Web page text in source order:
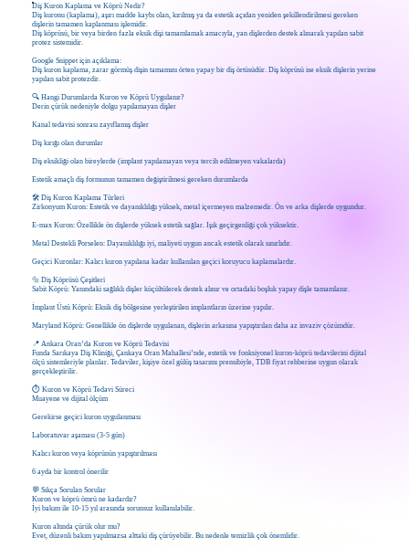
Diş Kuron Kaplama ve Köprü Nedir?
Diş kuronu (kaplama), aşırı madde kaybı olan, kırılmış ya da estetik açıdan yeniden şekillendirilmesi gereken
dişlerin tamamen kaplanması işlemidir.
Diş köprüsü, bir veya birden fazla eksik dişi tamamlamak amacıyla, yan dişlerden destek alınarak yapılan sabit
protez sistemidir.
Google Snippet için açıklama:
Diş kuron kaplama, zarar görmüş dişin tamamını örten yapay bir diş örtüsüdür. Diş köprüsü ise eksik dişlerin yerine
yapılan sabit protezdir.
🔍 Hangi Durumlarda Kuron ve Köprü Uygulanır?
Derin çürük nedeniyle dolgu yapılamayan dişler
Kanal tedavisi sonrası zayıflamış dişler
Diş kırığı olan durumlar
Diş eksikliği olan bireylerde (implant yapılamayan veya tercih edilmeyen vakalarda)
Estetik amaçlı diş formunun tamamen değiştirilmesi gereken durumlarda
🛠️ Diş Kuron Kaplama Türleri
Zirkonyum Kuron: Estetik ve dayanıklılığı yüksek, metal içermeyen malzemedir. Ön ve arka dişlerde uygundur.
E-max Kuron: Özellikle ön dişlerde yüksek estetik sağlar. Işık geçirgenliği çok yüksektir.
Metal Destekli Porselen: Dayanıklılığı iyi, maliyeti uygun ancak estetik olarak sınırlıdır.
Geçici Kuronlar: Kalıcı kuron yapılana kadar kullanılan geçici koruyucu kaplamalardır.
🔩 Diş Köprüsü Çeşitleri
Sabit Köprü: Yanındaki sağlıklı dişler küçültülerek destek alınır ve ortadaki boşluk yapay dişle tamamlanır.
İmplant Üstü Köprü: Eksik diş bölgesine yerleştirilen implantların üzerine yapılır.
Maryland Köprü: Genellikle ön dişlerde uygulanan, dişlerin arkasına yapıştırılan daha az invaziv çözümdür.
📍 Ankara Oran’da Kuron ve Köprü Tedavisi
Funda Sarıkaya Diş Kliniği, Çankaya Oran Mahallesi’nde, estetik ve fonksiyonel kuron-köprü tedavilerini dijital
ölçü sistemleriyle planlar. Tedaviler, kişiye özel gülüş tasarımı prensibiyle, TDB fiyat rehberine uygun olarak
gerçekleştirilir.
⏱️ Kuron ve Köprü Tedavi Süreci
Muayene ve dijital ölçüm
Gerekirse geçici kuron uygulanması
Laboratuvar aşaması (3-5 gün)
Kalıcı kuron veya köprünün yapıştırılması
6 ayda bir kontrol önerilir
💬 Sıkça Sorulan Sorular
Kuron ve köprü ömrü ne kadardır?
İyi bakım ile 10-15 yıl arasında sorunsuz kullanılabilir.
Kuron altında çürük olur mu?
Evet, düzenli bakım yapılmazsa alttaki diş çürüyebilir. Bu nedenle temizlik çok önemlidir.